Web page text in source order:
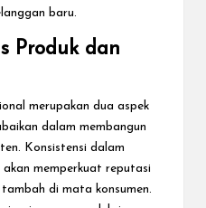
baru.
Produk dan
merupakan dua aspek
dalam membangun
Konsistensi dalam
memperkuat reputasi
di mata konsumen.